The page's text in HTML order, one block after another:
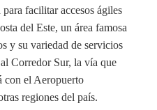
facilitar accesos ágiles
del Este, un área famosa
y su variedad de servicios
Corredor Sur, la vía que
con el Aeropuerto
regiones del país.